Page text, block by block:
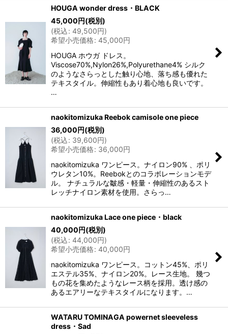
HOUGA wonder dress・BLACK
45,000円(税別)
(税込: 49,500円)
希望小売価格: 45,000円
HOUGA ホウガ ドレス。
Viscose70%,Nylon26%,Polyurethane4% シルク
のようなさらっとした触り心地、落ち感も優れた
テキスタイル。伸縮性もあり着心地も良いです。
…
naokitomizuka Reebok camisole one piece
36,000円(税別)
(税込: 39,600円)
希望小売価格: 36,000円
naokitomizuka ワンピース。ナイロン90% 、ポリ
ウレタン10%。Reebokとのコラボレーションモデ
ル。 ナチュラルな皺感・軽量・伸縮性のあるスト
レッチナイロン素材を使用。さらっ…
naokitomizuka Lace one piece・black
40,000円(税別)
(税込: 44,000円)
希望小売価格: 40,000円
naokitomizuka ワンピース。コットン45%、ポリ
エステル35%、ナイロン20%。レース生地。 幾つ
もの花を集めたようなレース柄を採用。透け感の
あるエアリーなテキスタイルになります。…
WATARU TOMINAGA powernet sleeveless
dress・Sad